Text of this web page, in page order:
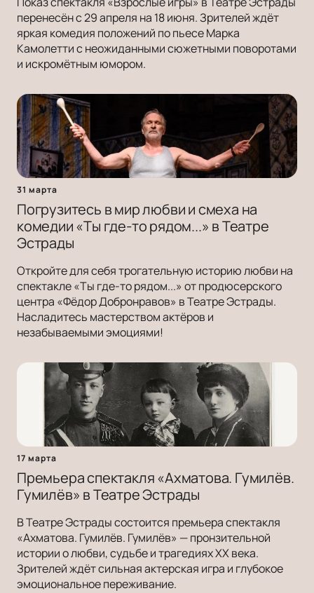
перенесён с 29 апреля на 18 июня. Зрителей ждёт
яркая комедия положений по пьесе Марка
Камолетти с неожиданными сюжетными поворотами
и искромётным юмором.
31 марта
Погрузитесь в мир любви и смеха на
комедии «Ты где-то рядом...» в Театре
Эстрады
Откройте для себя трогательную историю любви на
спектакле «Ты где-то рядом...» от продюсерского
центра «Фёдор Добронравов» в Театре Эстрады.
Насладитесь мастерством актёров и
незабываемыми эмоциями!
17 марта
Премьера спектакля «Ахматова. Гумилёв.
Гумилёв» в Театре Эстрады
В Театре Эстрады состоится премьера спектакля
«Ахматова. Гумилёв. Гумилёв» — пронзительной
истории о любви, судьбе и трагедиях ХХ века.
Зрителей ждёт сильная актерская игра и глубокое
эмоциональное переживание.